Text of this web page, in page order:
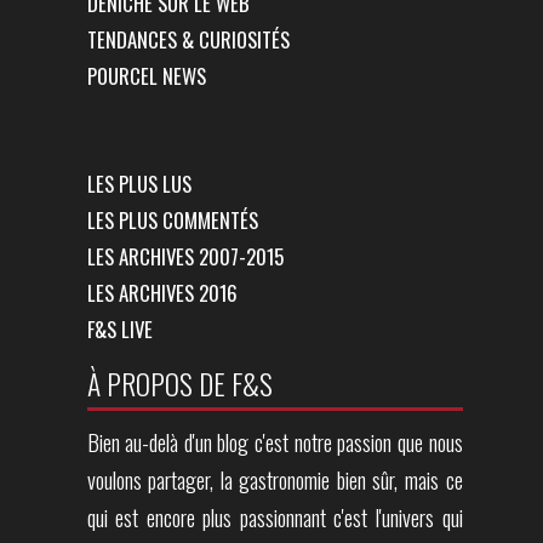
TENDANCES & CURIOSITÉS
POURCEL NEWS
LES PLUS LUS
LES PLUS COMMENTÉS
LES ARCHIVES 2007-2015
LES ARCHIVES 2016
F&S LIVE
À PROPOS DE F&S
Bien au-delà d'un blog c'est notre passion que nous
voulons partager, la gastronomie bien sûr, mais ce
qui est encore plus passionnant c'est l'univers qui